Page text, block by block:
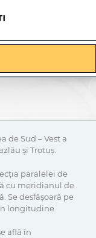
de Sud – Vest a
și Trotuș.
paralelei de
cu meridianul de
Se desfășoară pe
longitudine.
află în